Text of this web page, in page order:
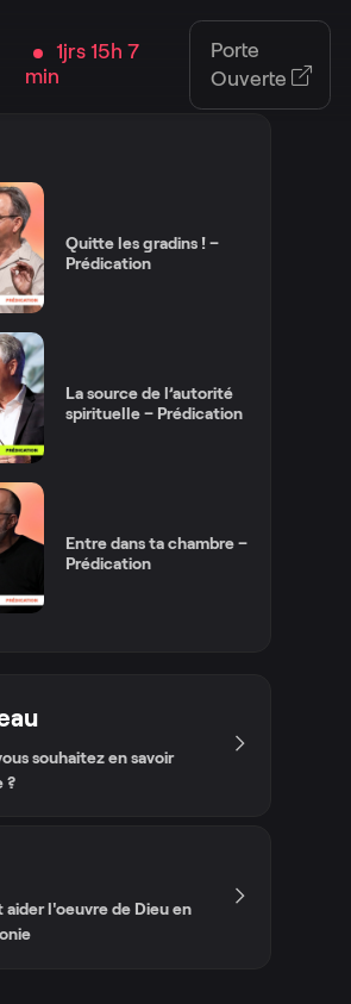
1jrs 15h 7
min
Porte
Ouverte
Quitte les gradins ! –
Prédication
La source de l’autorité
spirituelle – Prédication
Entre dans ta chambre –
Prédication
souhaitez en savoir
?
aider l'oeuvre de Dieu en